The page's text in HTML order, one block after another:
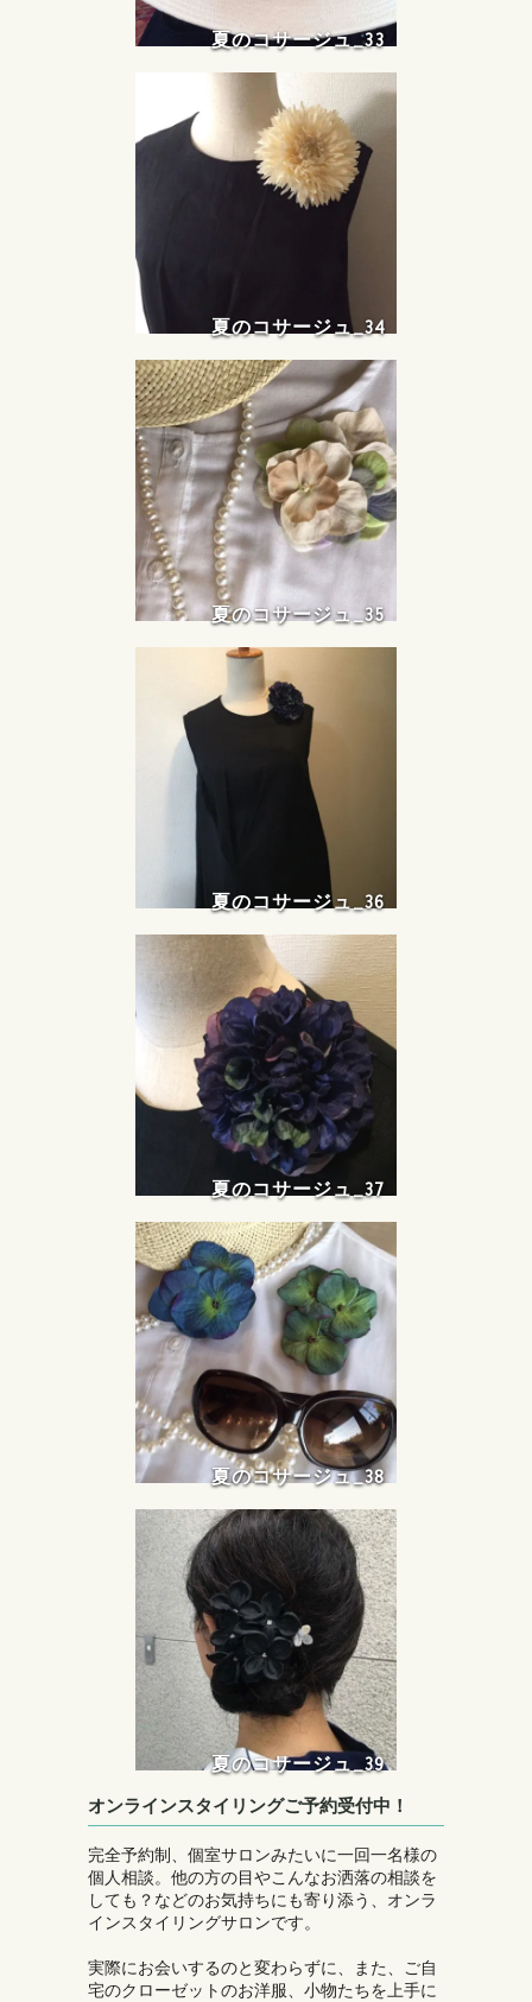
夏のコサージュ_33
夏のコサージュ_34
夏のコサージュ_35
夏のコサージュ_36
夏のコサージュ_37
夏のコサージュ_38
夏のコサージュ_39
オンラインスタイリングご予約受付中！
完全予約制、個室サロンみたいに一回一名様の
個人相談。他の方の目やこんなお洒落の相談を
しても？などのお気持ちにも寄り添う、オンラ
インスタイリングサロンです。
実際にお会いするのと変わらずに、また、ご自
宅のクローゼットのお洋服、小物たちを上手に